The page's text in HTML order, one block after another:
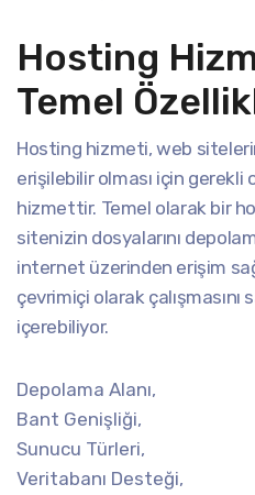
Hosting
Temel
Hosting hizmeti, web
erişilebilir olması için gerekli
hizmettir. Temel olarak bir
sitenizin dosyalarını
internet üzerinden erişim
çevrimiçi olarak
içerebiliyor.
Depolama Alanı,
Bant Genişliği,
Sunucu Türleri,
Veritabanı Desteği,